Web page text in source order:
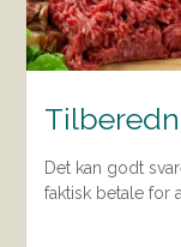
Det kan godt
faktisk betale for